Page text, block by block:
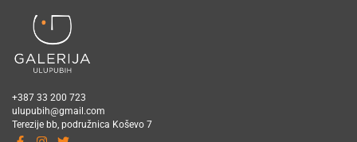
+387 33 200 723
ulupubih@gmail.com
Terezije bb, podružnica Koševo 7